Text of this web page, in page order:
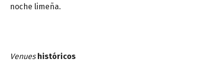
noche limeña.
Venueshistóricos